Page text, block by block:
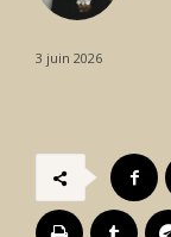
3 juin 2026